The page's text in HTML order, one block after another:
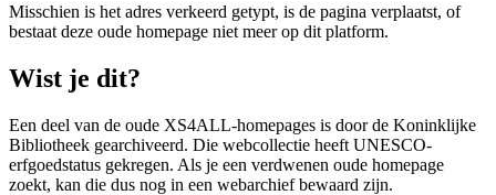
Misschien is het adres verkeerd getypt, is de pagina verplaatst, of
bestaat deze oude homepage niet meer op dit platform.
Wist je dit?
Een deel van de oude XS4ALL-homepages is door de Koninklijke
Bibliotheek gearchiveerd. Die webcollectie heeft UNESCO-
erfgoedstatus gekregen. Als je een verdwenen oude homepage
zoekt, kan die dus nog in een webarchief bewaard zijn.